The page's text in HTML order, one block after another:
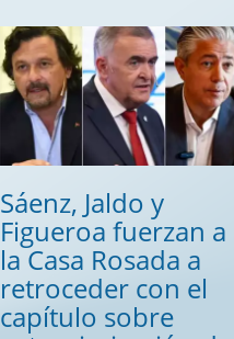
Sáenz, Jaldo y
Figueroa fuerzan a
la Casa Rosada a
retroceder con el
capítulo sobre